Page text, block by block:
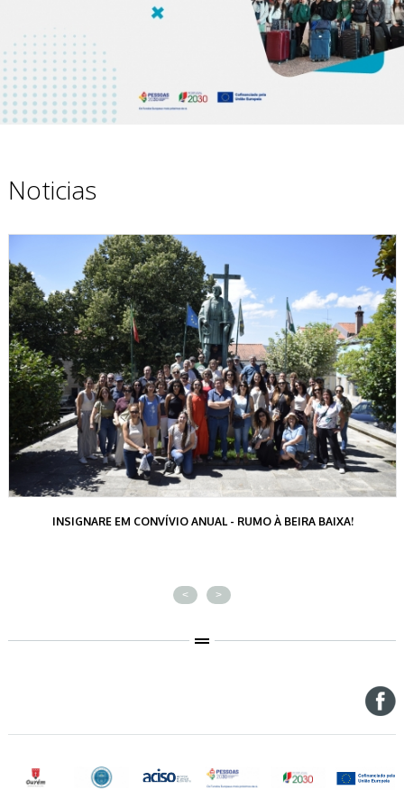
Noticias
INSIGNARE EM CONVÍVIO ANUAL - RUMO À BEIRA BAIXA!
< >